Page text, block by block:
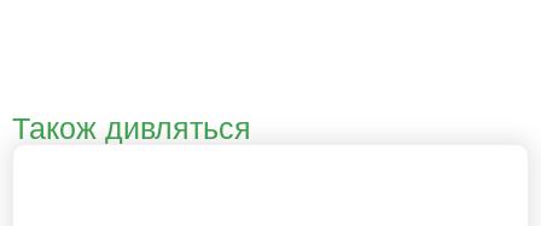
Також дивляться